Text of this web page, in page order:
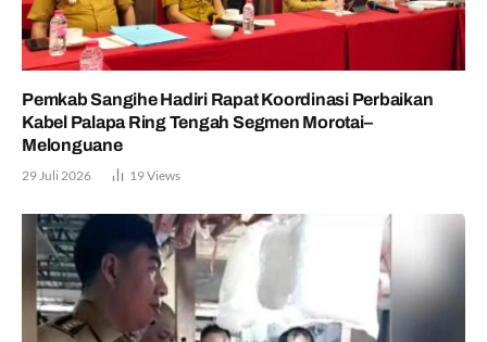
Pemkab Sangihe Hadiri Rapat Koordinasi Perbaikan
Kabel Palapa Ring Tengah Segmen Morotai–
Melonguane
29 Juli 2026 19Views